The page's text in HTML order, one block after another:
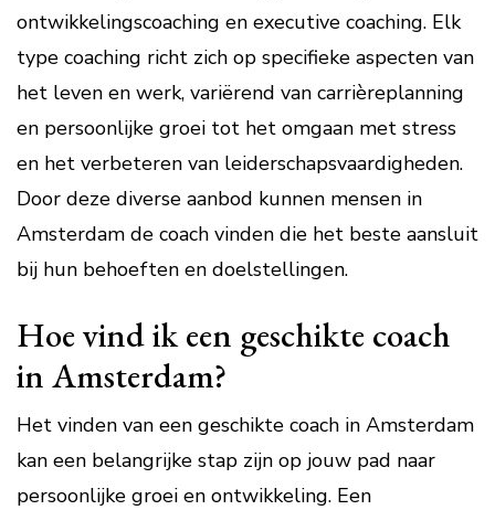
ontwikkelingscoaching en executive coaching. Elk
type coaching richt zich op specifieke aspecten van
het leven en werk, variërend van carrièreplanning
en persoonlijke groei tot het omgaan met stress
en het verbeteren van leiderschapsvaardigheden.
Door deze diverse aanbod kunnen mensen in
Amsterdam de coach vinden die het beste aansluit
bij hun behoeften en doelstellingen.
Hoe vind ik een geschikte coach
in Amsterdam?
Het vinden van een geschikte coach in Amsterdam
kan een belangrijke stap zijn op jouw pad naar
persoonlijke groei en ontwikkeling. Een